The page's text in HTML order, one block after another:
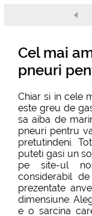
Cel mai
pneuri
Chiar si in cele
este greu de
sa aiba de
pneuri pentru
pretutindeni.
puteti gasi un
pe site-ul
considerabil
prezentate
dimensiune.
e o sarcina